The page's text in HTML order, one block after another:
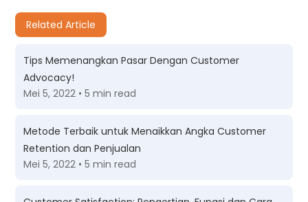
Related Article
Tips Memenangkan Pasar Dengan Customer
Advocacy!
Mei 5, 2022 • 5 min read
Metode Terbaik untuk Menaikkan Angka Customer
Retention dan Penjualan
Mei 5, 2022 • 5 min read